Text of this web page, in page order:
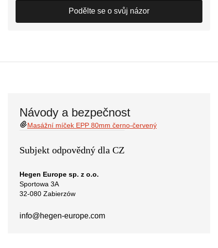
Podělte se o svůj názor
Návody a bezpečnost
Masážní míček EPP 80mm černo-červený
Subjekt odpovědný dla CZ
Hegen Europe sp. z o.o.
Sportowa 3A
32-080 Zabierzów
info@hegen-europe.com